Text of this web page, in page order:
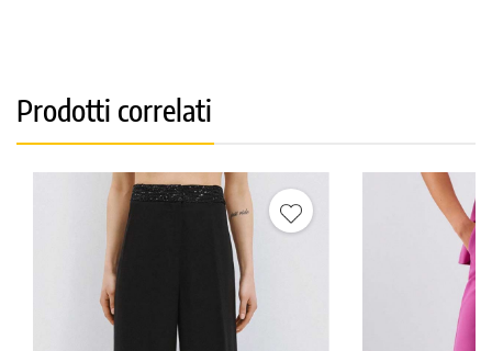
Prodotti correlati